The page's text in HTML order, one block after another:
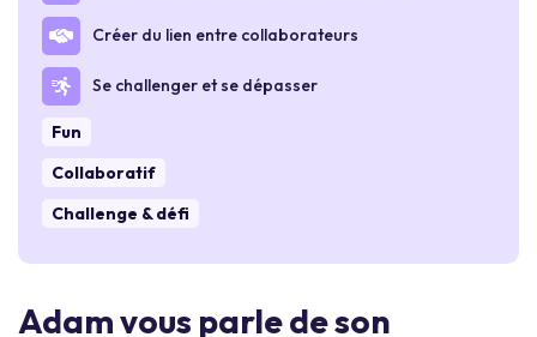
Créer du lien entre collaborateurs
Se challenger et se dépasser
Fun
Collaboratif
Challenge & défi
Adam vous parle de son